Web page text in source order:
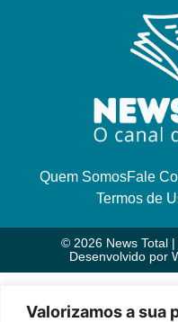
Valorizamos a sua
Quem SomosFale
Termos de
© 2026 News Total
Desenvolvido por